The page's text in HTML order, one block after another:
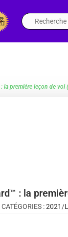
la première leçon de vol
: la
CATÉGORIES :2021 /